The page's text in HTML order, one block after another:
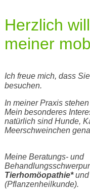
Herzlich
meiner
Ich freue mich, dass
besuchen.
In meiner Praxis
Mein besonderes
natürlich sind Hunde,
Meerschweinchen
Meine Beratungs- und
Tierhomöopathie*
(Pflanzenheilkunde).